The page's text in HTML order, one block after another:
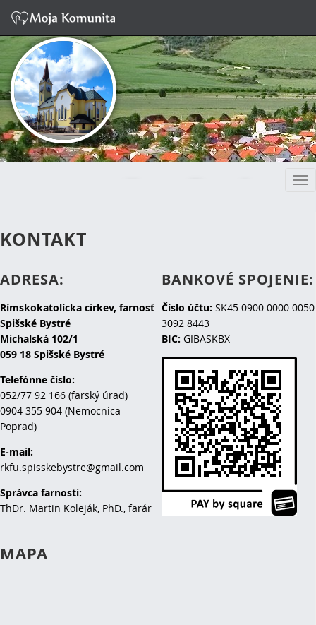
BYSTRÉ
KONTAKT
ADRESA:
Rímskokatolícka cirkev, farnosť
Spišské Bystré
Michalská 102/1
059 18 Spišské Bystré
Telefónne číslo:
052/77 92 166 (farský úrad)
0904 355 904 (Nemocnica
Poprad)
E-mail:
rkfu.spisskebystre@gmail.com
Správca farnosti:
ThDr. Martin Koleják, PhD., farár
BANKOVÉ SPOJENIE:
Číslo účtu: SK45 0900 0000 0050
3092 8443
BIC: GIBASKBX
MAPA